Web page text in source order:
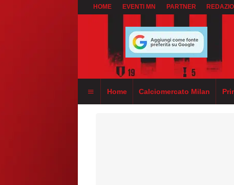
HOME EVENTI MN PARTNER
Home Calciomercato Milan